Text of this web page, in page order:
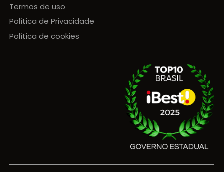
Termos de uso
Política de Privacidade
Política de cookies